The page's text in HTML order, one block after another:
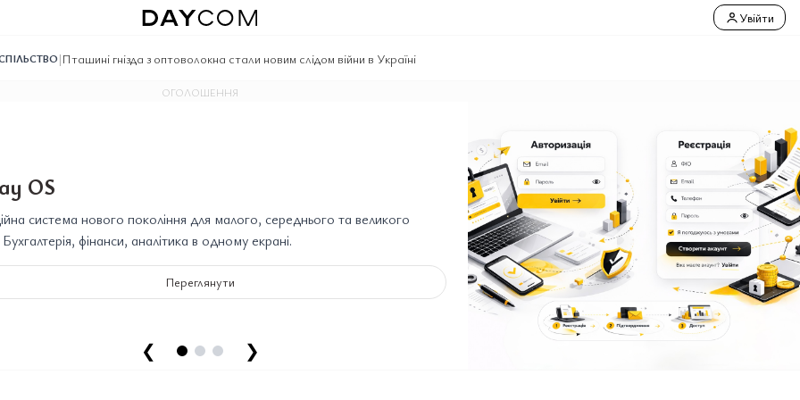
Увійти
|Пташині гнізда з оптоволокна стали новим слідом війни в Україні
ОГОЛОШЕННЯ
OS
система нового покоління для малого, середнього та великого
Бухгалтерія, фінанси, аналітика в одному екрані.
Переглянути
❮ ❯